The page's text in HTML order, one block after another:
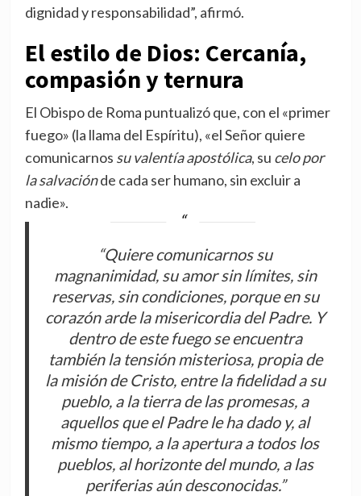
dignidad y responsabilidad”, afirmó.
El estilo de Dios: Cercanía,
compasión y ternura
El Obispo de Roma puntualizó que, con el «primer
fuego» (la llama del Espíritu), «el Señor quiere
comunicarnos su valentía apostólica, su celo por
la salvaciónde cada ser humano, sin excluir a
nadie».
“Quiere comunicarnos su
magnanimidad, su amor sin límites, sin
reservas, sin condiciones, porque en su
corazón arde la misericordia del Padre. Y
dentro de este fuego se encuentra
también la tensión misteriosa, propia de
la misión de Cristo, entre la fidelidad a su
pueblo, a la tierra de las promesas, a
aquellos que el Padre le ha dado y, al
mismo tiempo, a la apertura a todos los
pueblos, al horizonte del mundo, a las
periferias aún desconocidas.”